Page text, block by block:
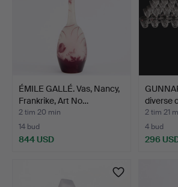
ÉMILE GALLÉ. Vas, Nancy,
Frankrike, Art No…
2 tim 20 min
14 bud
844 USD
diverse
2 tim 21
4 bud
296